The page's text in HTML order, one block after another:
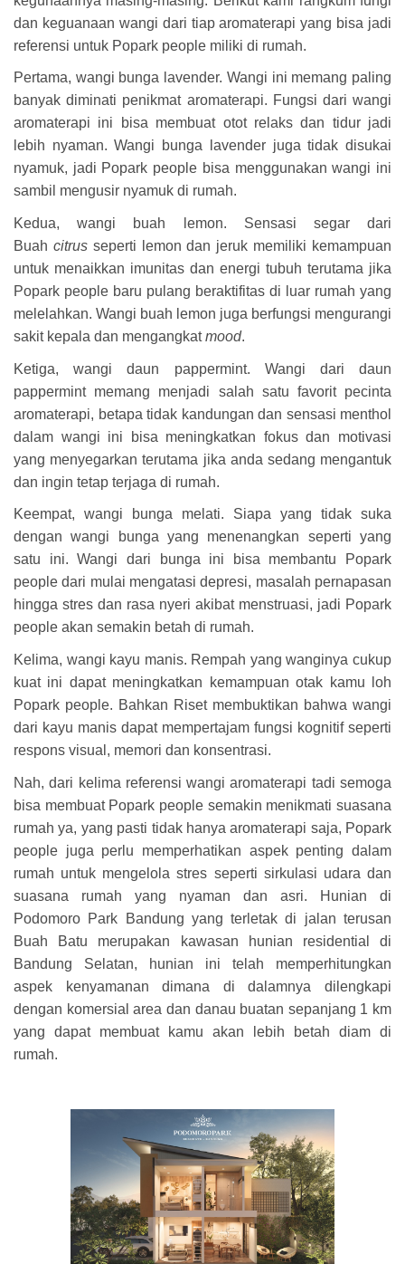
dan keguanaan wangi dari tiap aromaterapi yang bisa jadi
referensi untuk Popark people miliki di rumah.
Pertama, wangi bunga lavender. Wangi ini memang paling
banyak diminati penikmat aromaterapi. Fungsi dari wangi
aromaterapi ini bisa membuat otot relaks dan tidur jadi
lebih nyaman. Wangi bunga lavender juga tidak disukai
nyamuk, jadi Popark people bisa menggunakan wangi ini
sambil mengusir nyamuk di rumah.
Kedua, wangi buah lemon. Sensasi segar dari
Buah citrusseperti lemon dan jeruk memiliki kemampuan
untuk menaikkan imunitas dan energi tubuh terutama jika
Popark people baru pulang beraktifitas di luar rumah yang
melelahkan. Wangi buah lemon juga berfungsi mengurangi
sakit kepala dan mengangkatmood.
Ketiga, wangi daun pappermint. Wangi dari daun
pappermint memang menjadi salah satu favorit pecinta
aromaterapi, betapa tidak kandungan dan sensasi menthol
dalam wangi ini bisa meningkatkan fokus dan motivasi
yang menyegarkan terutama jika anda sedang mengantuk
dan ingin tetap terjaga di rumah.
Keempat, wangi bunga melati. Siapa yang tidak suka
dengan wangi bunga yang menenangkan seperti yang
satu ini. Wangi dari bunga ini bisa membantu Popark
people dari mulai mengatasi depresi, masalah pernapasan
hingga stres dan rasa nyeri akibat menstruasi, jadi Popark
people akan semakin betah di rumah.
Kelima, wangi kayu manis. Rempah yang wanginya cukup
kuat ini dapat meningkatkan kemampuan otak kamu loh
Popark people. Bahkan Riset membuktikan bahwa wangi
dari kayu manis dapat mempertajam fungsi kognitif seperti
respons visual, memori dan konsentrasi.
Nah, dari kelima referensi wangi aromaterapi tadi semoga
bisa membuat Popark people semakin menikmati suasana
rumah ya, yang pasti tidak hanya aromaterapi saja, Popark
people juga perlu memperhatikan aspek penting dalam
rumah untuk mengelola stres seperti sirkulasi udara dan
suasana rumah yang nyaman dan asri. Hunian di
Podomoro Park Bandung yang terletak di jalan terusan
Buah Batu merupakan kawasan hunian residential di
Bandung Selatan, hunian ini telah memperhitungkan
aspek kenyamanan dimana di dalamnya dilengkapi
dengan komersial area dan danau buatan sepanjang 1 km
yang dapat membuat kamu akan lebih betah diam di
rumah.